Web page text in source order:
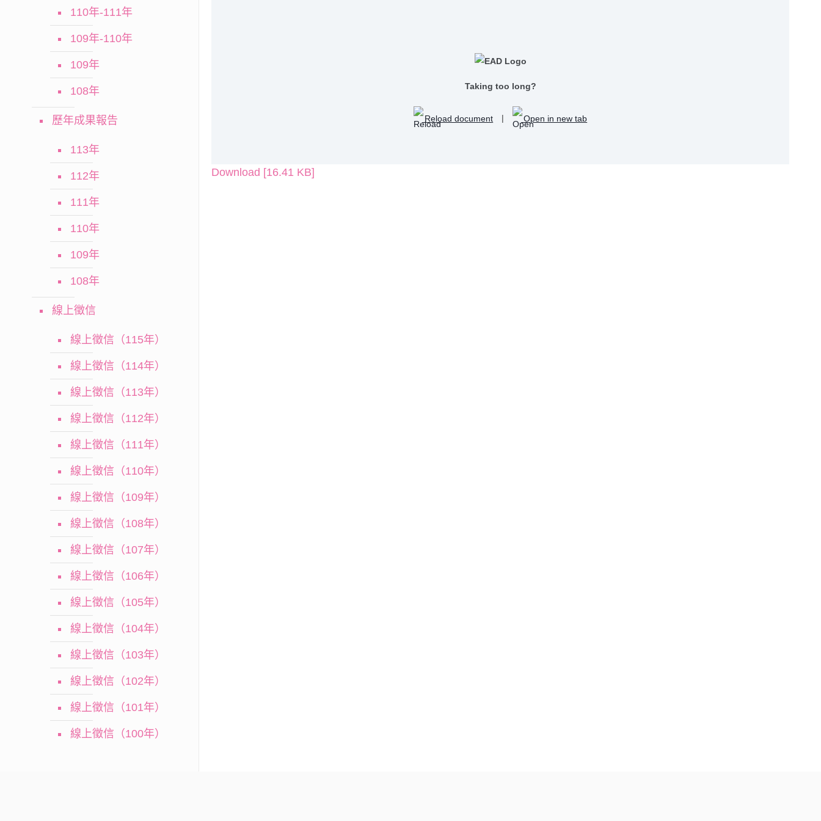
Taking too long?
Reload document | Open in new tab
Download [16.41 KB]
110年-111年
109年-110年
109年
108年
歷年成果報告
113年
112年
111年
110年
109年
108年
線上徵信
線上徵信（115年）
線上徵信（114年）
線上徵信（113年）
線上徵信（112年）
線上徵信（111年）
線上徵信（110年）
線上徵信（109年）
線上徵信（108年）
線上徵信（107年）
線上徵信（106年）
線上徵信（105年）
線上徵信（104年）
線上徵信（103年）
線上徵信（102年）
線上徵信（101年）
線上徵信（100年）